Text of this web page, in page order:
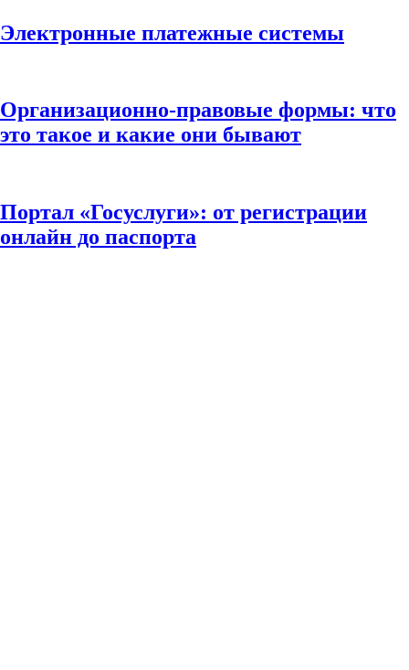
Электронные платежные системы
Организационно-правовые формы: что
это такое и какие они бывают
Портал «Госуслуги»: от регистрации
онлайн до паспорта